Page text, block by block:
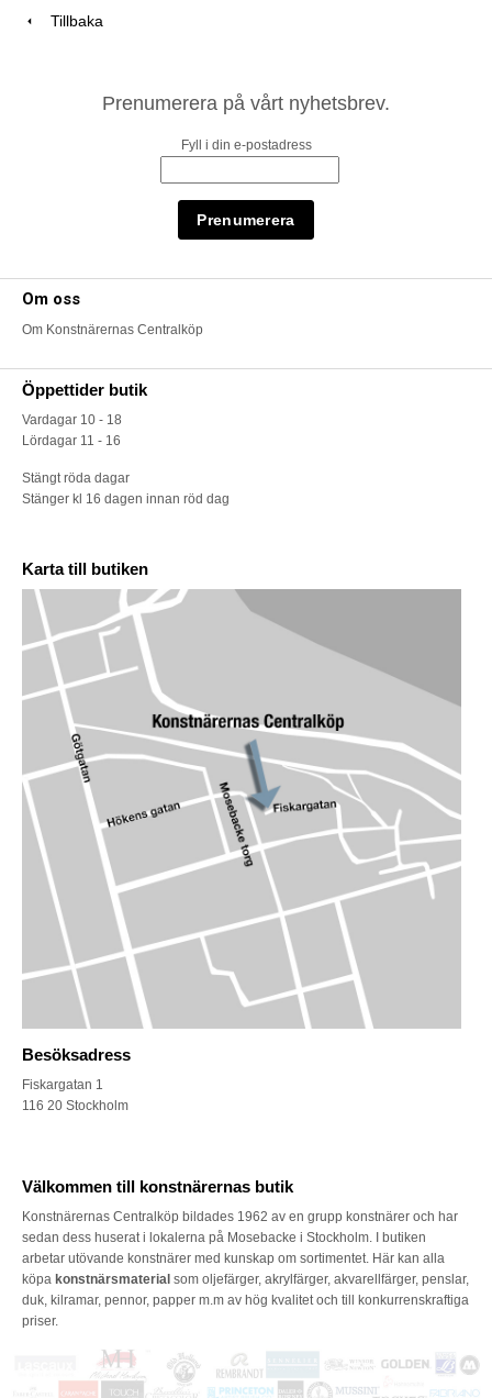
Tillbaka
Prenumerera på vårt nyhetsbrev.
Fyll i din e-postadress
Om oss
Om Konstnärernas Centralköp
Öppettider butik
Vardagar 10 - 18
Lördagar 11 - 16
Stängt röda dagar
Stänger kl 16 dagen innan röd dag
Karta till butiken
Besöksadress
Fiskargatan 1
116 20 Stockholm
Välkommen till konstnärernas butik
Konstnärernas Centralköp bildades 1962 av en grupp konstnärer och har
sedan dess huserat i lokalerna på Mosebacke i Stockholm. I butiken
arbetar utövande konstnärer med kunskap om sortimentet. Här kan alla
köpa konstnärsmaterial som oljefärger, akrylfärger, akvarellfärger, penslar,
duk, kilramar, pennor, papper m.m av hög kvalitet och till konkurrenskraftiga
priser.